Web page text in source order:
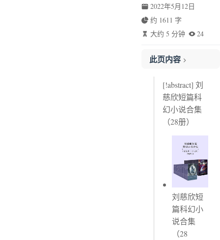
2022年5月12日
约 1611 字
大约 5 分钟
24
此页内容
引子
引子
划线评论
划线评论
划线评论
划线评论
划线评论
[!abstract] 刘
慈欣短篇科
幻小说合集
（28册）
刘慈欣短
篇科幻小
说合集
（28